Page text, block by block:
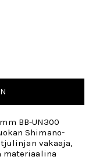
BB-UN300
Shimano-
vakaaja,